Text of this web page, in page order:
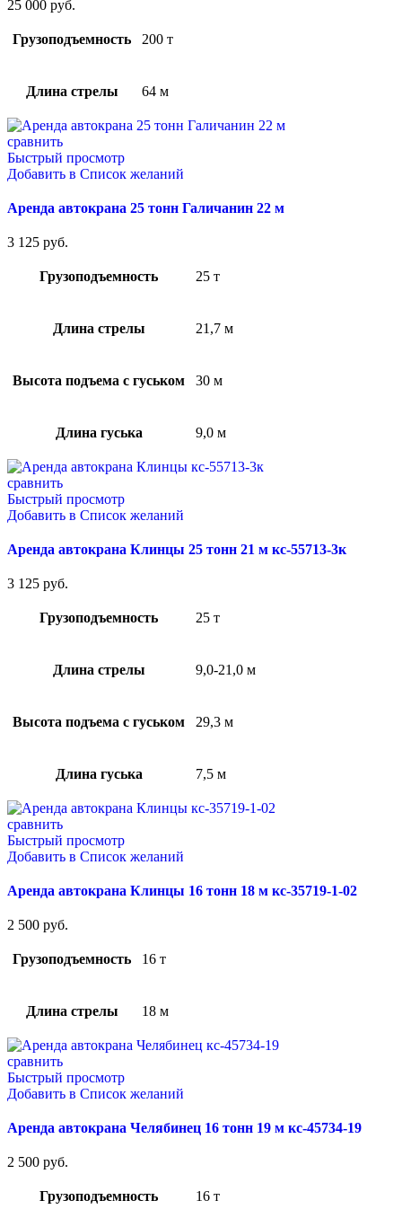
25 000 руб.
Грузоподъемность 200 т
Длина стрелы 64 м
сравнить
Быстрый просмотр
Добавить в Список желаний
Аренда автокрана 25 тонн Галичанин 22 м
3 125 руб.
Грузоподъемность 25 т
Длина стрелы 21,7 м
Высота подъема с гуськом 30 м
Длина гуська 9,0 м
сравнить
Быстрый просмотр
Добавить в Список желаний
Аренда автокрана Клинцы 25 тонн 21 м кс-55713-3к
3 125 руб.
Грузоподъемность 25 т
Длина стрелы 9,0-21,0 м
Высота подъема с гуськом 29,3 м
Длина гуська 7,5 м
сравнить
Быстрый просмотр
Добавить в Список желаний
Аренда автокрана Клинцы 16 тонн 18 м кс-35719-1-02
2 500 руб.
Грузоподъемность 16 т
Длина стрелы 18 м
сравнить
Быстрый просмотр
Добавить в Список желаний
Аренда автокрана Челябинец 16 тонн 19 м кс-45734-19
2 500 руб.
Грузоподъемность 16 т